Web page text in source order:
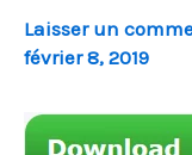
Laisser un
février 8, 2019